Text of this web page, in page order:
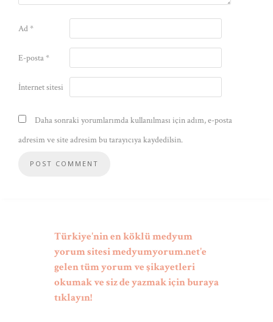
Ad*
E-posta*
İnternet sitesi
Daha sonraki yorumlarımda kullanılması için adım, e-posta
adresim ve site adresim bu tarayıcıya kaydedilsin.
Türkiye'nin en köklü medyum
yorum sitesi medyumyorum.net'e
gelen tüm yorum ve şikayetleri
okumak ve siz de yazmak için buraya
tıklayın!